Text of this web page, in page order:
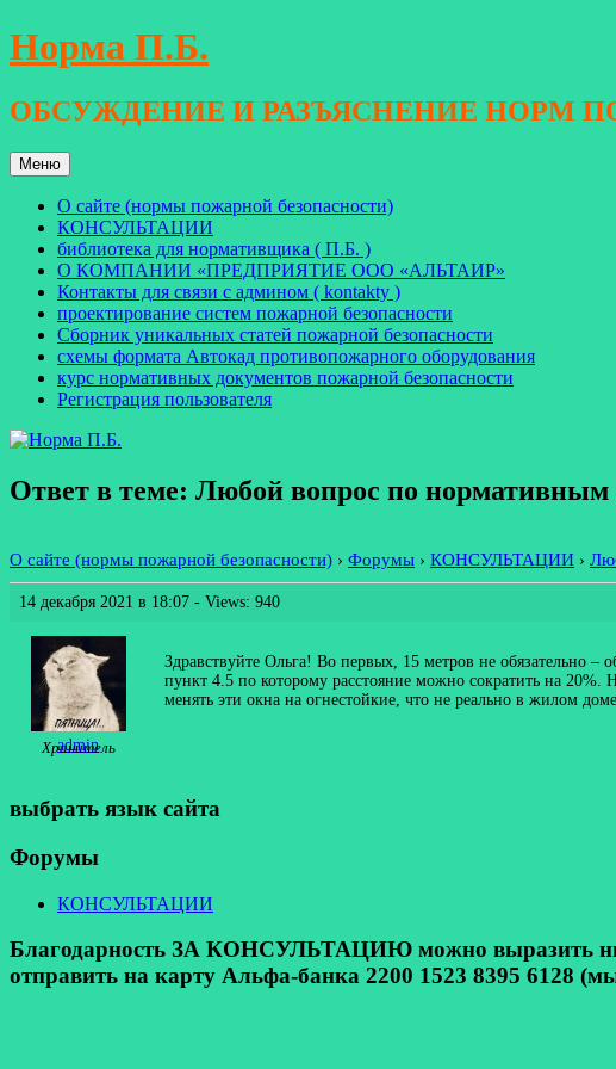
Перейти
к
Норма П.Б.
ОБСУЖДЕНИЕ И РАЗЪЯСНЕНИЕ НОРМ
Меню
О сайте (нормы пожарной безопасности)
КОНСУЛЬТАЦИИ
библиотека для нормативщика ( П.Б. )
О КОМПАНИИ «ПРЕДПРИЯТИЕ ООО «АЛЬТАИР»
Контакты для связи с админом ( kontakty )
проектирование систем пожарной безопасности
Сборник уникальных статей пожарной безопасности
схемы формата Автокад противопожарного оборудования
курс нормативных документов пожарной безопасности
Регистрация пользователя
Ответ в теме: Любой вопрос по нормативным
О сайте (нормы пожарной безопасности) › Форумы › КОНСУЛЬТАЦИИ ›
14 декабря 2021 в 18:07 - Views: 940
admin
Хранитель
Здравствуйте Ольга! Во первых, 15 метров не обязательно
пункт 4.5 по которому расстояние можно сократить на 20%.
менять эти окна на огнестойкие, что не реально в жилом доме.
выбрать язык сайта
Форумы
КОНСУЛЬТАЦИИ
Благодарность ЗА КОНСУЛЬТАЦИЮ можно выразить
отправить на карту Альфа-банка 2200 1523 8395 6128